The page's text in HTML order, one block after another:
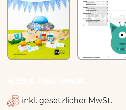
inkl. gesetzlicher MwSt.